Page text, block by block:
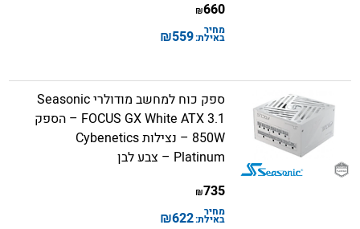
660
₪
מחיר
באילת:559
₪
ספק כוח למחשב מודולרי Seasonic
FOCUS GX White ATX 3.1 – הספק
850W – נצילות Cybenetics
Platinum – צבע לבן
735
₪
מחיר
באילת:622
₪